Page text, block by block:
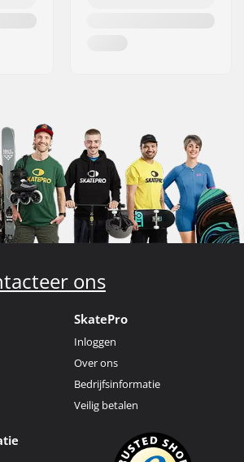
ons
SkatePro
Inloggen
Over ons
Bedrijfsinformatie
Veilig betalen